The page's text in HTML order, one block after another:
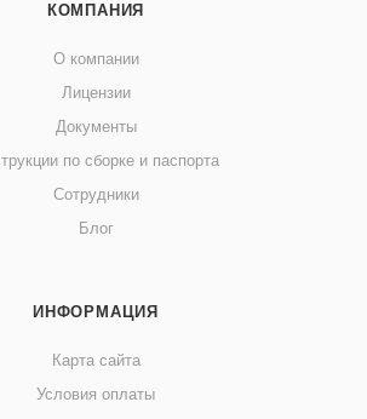
КОМПАНИЯ
О компании
Лицензии
Документы
по сборке и паспорта
Сотрудники
Блог
ИНФОРМАЦИЯ
Карта сайта
Условия оплаты